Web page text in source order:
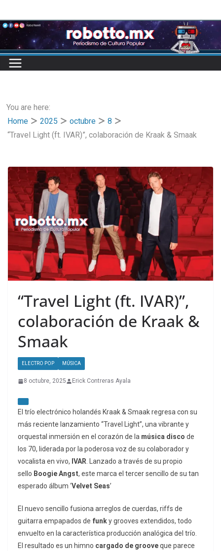
to
content
You are here:
Home
2025 octubre
8
“Travel Light (ft. IVAR)”, colaboración de Kraak & Smaak
“Travel Light (ft. IVAR)”,
colaboración de Kraak &
Smaak
ELECTRO POP MÚSICA
8 octubre, 2025 Erick Contreras Ayala
El trío electrónico holandés Kraak & Smaak regresa con su
más reciente lanzamiento “Travel Light”, una vibrante y
orquestal inmersión en el corazón de la música disco de
los 70, liderada por la poderosa voz de su colaborador y
vocalista en vivo, IVAR . Lanzado a través de su propio
sello BoogieAngst, este marca el tercer sencillo de su tan
esperado álbum ‘Velvet Seas’
El nuevo sencillo fusiona arreglos de cuerdas, riffs de
guitarra empapados de funky grooves extendidos, todo
envuelto en la característica producción analógica del trío.
El resultado es un himno cargado de grooveque parece